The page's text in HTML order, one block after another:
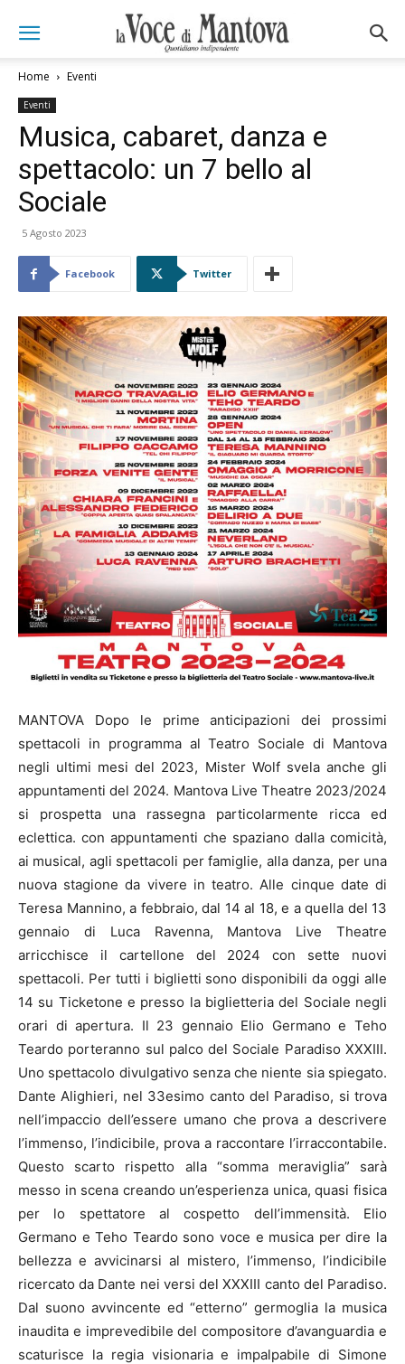
Home Eventi
Eventi
Musica, cabaret, danza e
spettacolo: un 7 bello al
Sociale
5 Agosto 2023
Facebook Twitter
MANTOVA Dopo le prime anticipazioni dei prossimi
spettacoli in programma al Teatro Sociale di Mantova
negli ultimi mesi del 2023, Mister Wolf svela anche gli
appuntamenti del 2024. Mantova Live Theatre 2023/2024
si prospetta una rassegna particolarmente ricca ed
eclettica. con appuntamenti che spaziano dalla comicità,
ai musical, agli spettacoli per famiglie, alla danza, per una
nuova stagione da vivere in teatro. Alle cinque date di
Teresa Mannino, a febbraio, dal 14 al 18, e a quella del 13
gennaio di Luca Ravenna, Mantova Live Theatre
arricchisce il cartellone del 2024 con sette nuovi
spettacoli. Per tutti i biglietti sono disponibili da oggi alle
14 su Ticketone e presso la biglietteria del Sociale negli
orari di apertura. Il 23 gennaio Elio Germano e Teho
Teardo porteranno sul palco del Sociale Paradiso XXXIII.
Uno spettacolo divulgativo senza che niente sia spiegato.
Dante Alighieri, nel 33esimo canto del Paradiso, si trova
nell’impaccio dell’essere umano che prova a descrivere
l’immenso, l’indicibile, prova a raccontare l’irraccontabile.
Questo scarto rispetto alla “somma meraviglia” sarà
messo in scena creando un’esperienza unica, quasi fisica
per lo spettatore al cospetto dell’immensità. Elio
Germano e Teho Teardo sono voce e musica per dire la
bellezza e avvicinarsi al mistero, l’immenso, l’indicibile
ricercato da Dante nei versi del XXXIII canto del Paradiso.
Dal suono avvincente ed “etterno” germoglia la musica
inaudita e imprevedibile del compositore d’avanguardia e
scaturisce la regia visionaria e impalpabile di Simone